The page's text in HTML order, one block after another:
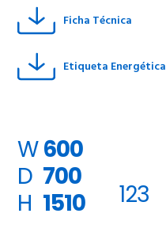
Ficha Técnica
Etiqueta Energética
W600
D 700
H 1510 123